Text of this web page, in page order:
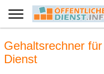
Gehaltsrechner
Dienst